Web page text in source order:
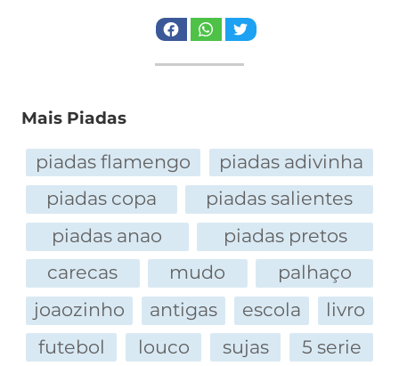
Benedito Autor da Purificação,
de Tucunduvá,
Benigna Jarra,
Benvindo Viola,
Bispo de Paris,
Bizarro Assada,
Boaventura Torrada,
Bom Filho Persegonha,
Brandamente Brasil,
Brasil Washington C. A. Júnior,
Brígida de Samora Mora Belderagas Piruégas,
Mais Piadas
piadas flamengo
piadas adivinha
piadas copa
piadas salientes
piadas anao
piadas pretos
carecas
mudo
palhaço
joaozinho
antigas escola
livro
futebol
louco sujas
5 serie